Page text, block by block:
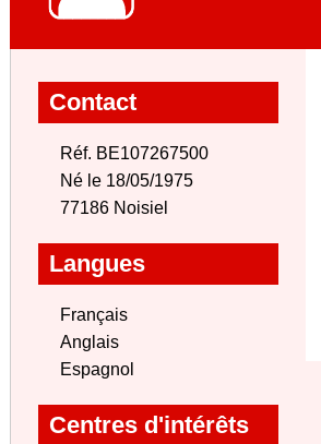
Contact
Réf. BE107267500
Né le 18/05/1975
77186 Noisiel
Langues
Français
Anglais
Espagnol
Centres d'intérêts